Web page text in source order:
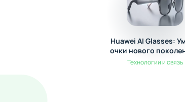
Huawei AI Glasses:
очки нового
искусственным
Технологии и связь